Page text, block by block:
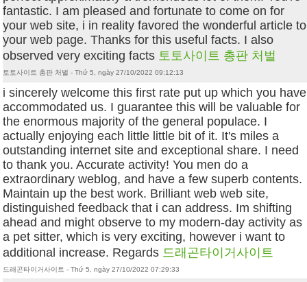
fantastic. I am pleased and fortunate to come on for
your web site, i in reality favored the wonderful article to
your web page. Thanks for this useful facts. I also
observed very exciting facts 토토사이트 총판 처벌
토토사이트 총판 처벌 - Thứ 5, ngày 27/10/2022 09:12:13
i sincerely welcome this first rate put up which you have
accommodated us. I guarantee this will be valuable for
the enormous majority of the general populace. I
actually enjoying each little little bit of it. It's miles a
outstanding internet site and exceptional share. I need
to thank you. Accurate activity! You men do a
extraordinary weblog, and have a few superb contents.
Maintain up the best work. Brilliant web web site,
distinguished feedback that i can address. Im shifting
ahead and might observe to my modern-day activity as
a pet sitter, which is very exciting, however i want to
additional increase. Regards 드래곤타이거사이트
드래곤타이거사이트 - Thứ 5, ngày 27/10/2022 07:29:33